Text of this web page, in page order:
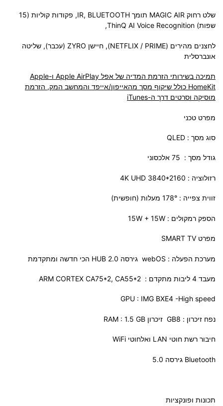
שלט רחוק MAGIC AIR תומך IR, BLUETOOTH, פקודות קוליות (15
שפות) ThinQ AI Voice Recognition,
לחצנים מהירים (NETFLIX / PRIME), חיישן ZYRO (עכבר), שליטה
אונברסלית
תמיכה בשירותי הזרמת המדיה של אפל Apple AirPlay ו-Apple
HomeKit כולל שיקוף מסך מהאייפון/אייפד והמחשב המק, הזרמת
מוסיקה וסרטים דרך ה-iTunes
מפרט טכני
סוג מסך : QLED
גודל מסך : 75 אלכסוני
רזולוציה : 4K UHD 3840*2160
זווית צפייה : 178° מעלות (חופשית)
הספק רמקולים : 15W + 15W
מפרט SMART TV
מערכת הפעלה : webOS גירסה HUB 2.0 הכי חדשה ומתקדמת
מעבד 4 ליבות מתקדם : ARM CORTEX CA75*2, CA55*2
GPU : IMG BXE4 -High speed
נפח זיכרון : GB8 זיכרון RAM : 1.5 GB
חיבור רשת חוטי LAN ואלחוטי WiFi
Bluetooth גירסה 5.0
תכונות ופונקציות